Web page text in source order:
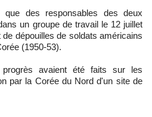
que des responsables des deux
un groupe de travail le 12 juillet
dépouilles de soldats américains
(1950-53).
avaient été faits sur les
par la Corée du Nord d'un site de